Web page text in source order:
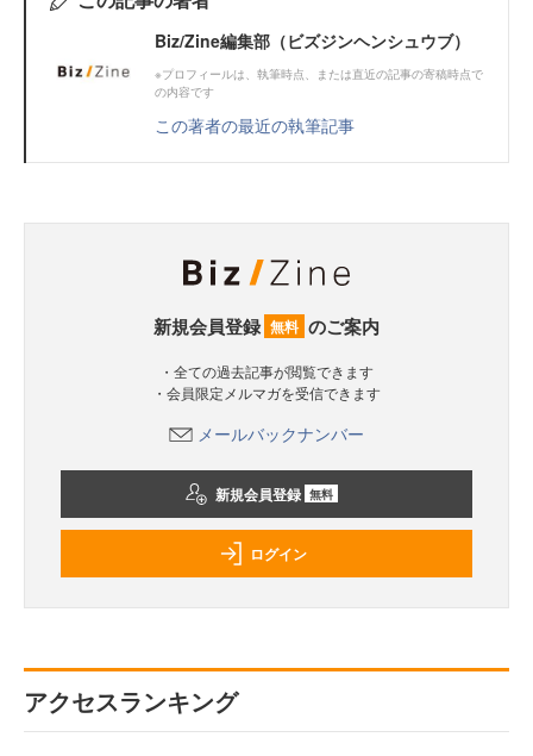
Biz/Zine編集部（ビズジンヘンシュウブ）
※プロフィールは、執筆時点、または直近の記事の寄稿時点で
の内容です
この著者の最近の執筆記事
新規会員登録 無料 のご案内
・全ての過去記事が閲覧できます
・会員限定メルマガを受信できます
メールバックナンバー
新規会員登録 無料
ログイン
アクセスランキング